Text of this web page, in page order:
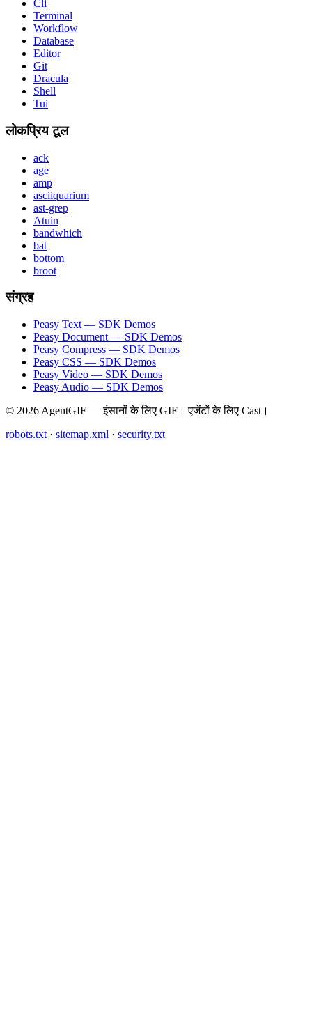
Cli
Terminal
Workflow
Database
Editor
Git
Dracula
Shell
Tui
लोकप्रिय टूल
ack
age
amp
asciiquarium
ast-grep
Atuin
bandwhich
bat
bottom
broot
संग्रह
Peasy Text — SDK Demos
Peasy Document — SDK Demos
Peasy Compress — SDK Demos
Peasy CSS — SDK Demos
Peasy Video — SDK Demos
Peasy Audio — SDK Demos
© 2026 AgentGIF — इंसानों के लिए GIF। एजेंटों के लिए Cast।
robots.txt · sitemap.xml · security.txt